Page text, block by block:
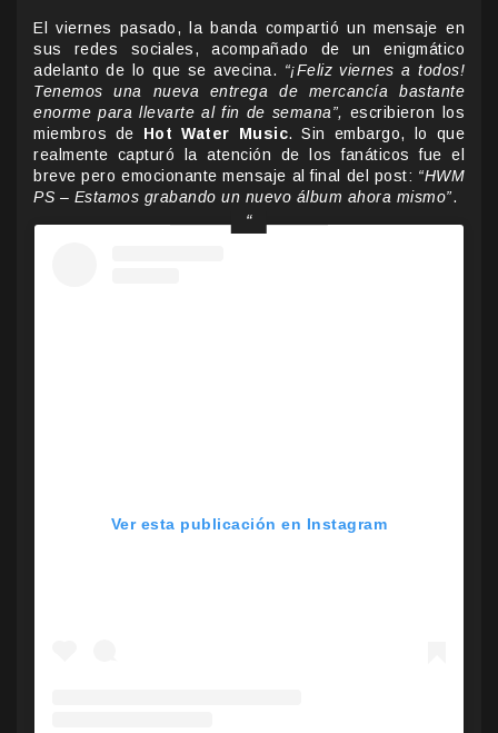
El viernes pasado, la banda compartió un mensaje en
sus redes sociales, acompañado de un enigmático
adelanto de lo que se avecina. “¡Feliz viernes a todos!
Tenemos una nueva entrega de mercancía bastante
enorme para llevarte al fin de semana”, escribieron los
miembros de Hot Water Music. Sin embargo, lo que
realmente capturó la atención de los fanáticos fue el
breve pero emocionante mensaje al final del post: “HWM
PS – Estamos grabando un nuevo álbum ahora mismo”.
Ver esta publicación en Instagram